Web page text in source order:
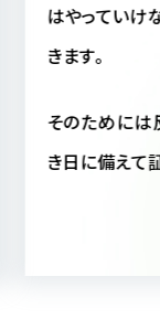
てしょうがな
ません。仮に
にしても、真